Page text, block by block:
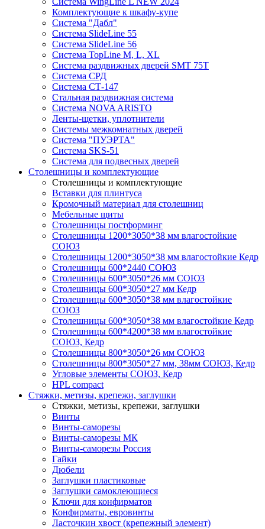
Комплектующие к шкафу-купе
Система "Дабл"
Система SlideLine 55
Система SlideLine 56
Система TopLine M, L, XL
Система раздвижных дверей SMT 75T
Система СРД
Система СТ-147
Стальная раздвижная система
Система NOVA ARISTO
Ленты-щетки, уплотнители
Системы межкомнатных дверей
Система "ПУЭРТА"
Система SKS-51
Система для подвесных дверей
Столешницы и комплектующие
Столешницы и комплектующие
Вставки для плинтуса
Кромочный материал для столешниц
Мебельные щиты
Столешницы постформинг
Столешницы 1200*3050*38 мм влагостойкие
СОЮЗ
Столешницы 1200*3050*38 мм влагостойкие Кедр
Столешницы 600*2440 СОЮЗ
Столешницы 600*3050*26 мм СОЮЗ
Столешницы 600*3050*27 мм Кедр
Столешницы 600*3050*38 мм влагостойкие
СОЮЗ
Столешницы 600*3050*38 мм влагостойкие Кедр
Столешницы 600*4200*38 мм влагостойкие
СОЮЗ, Кедр
Столешницы 800*3050*26 мм СОЮЗ
Столешницы 800*3050*27 мм, 38мм СОЮЗ, Кедр
Угловые элементы СОЮЗ, Кедр
HPL compact
Стяжки, метизы, крепежи, заглушки
Стяжки, метизы, крепежи, заглушки
Винты
Винты-саморезы
Винты-саморезы МК
Винты-саморезы Россия
Гайки
Дюбели
Заглушки пластиковые
Заглушки самоклеющиеся
Ключи для конфирматов
Конфирматы, евровинты
Ласточкин хвост (крепежный элемент)